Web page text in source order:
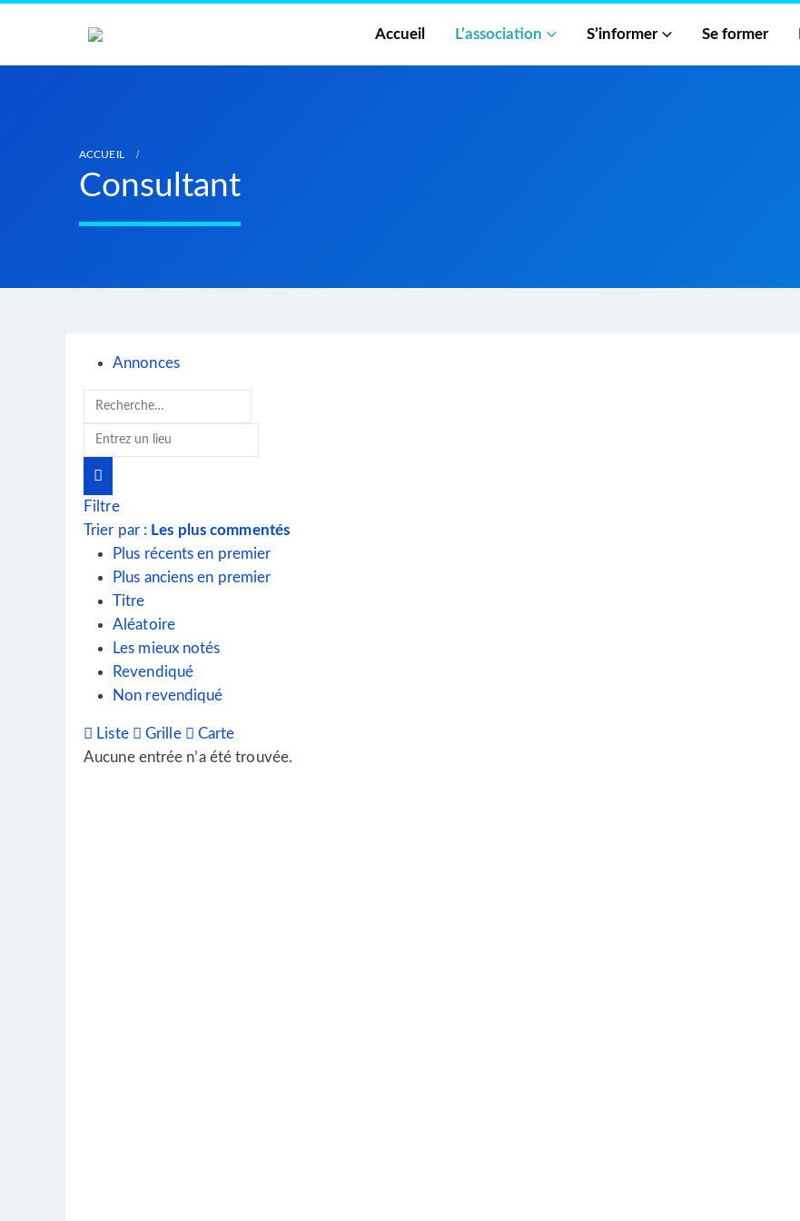
Accueil L’association S’informer Se former
ACCUEIL
Consultant
Annonces
Filtre
Trier par : Les plus commentés
Plus récents en premier
Plus anciens en premier
Titre
Aléatoire
Les mieux notés
Revendiqué
Non revendiqué
Liste Grille
Carte
Aucune entrée n’a été trouvée.